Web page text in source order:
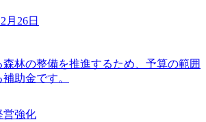
月26日
林の整備を推進するため、予算の範囲
助金です。
営強化